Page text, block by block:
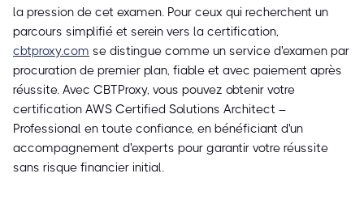
la pression de cet examen. Pour ceux qui recherchent un
parcours simplifié et serein vers la certification,
cbtproxy.com se distingue comme un service d'examen par
procuration de premier plan, fiable et avec paiement après
réussite. Avec CBTProxy, vous pouvez obtenir votre
certification AWS Certified Solutions Architect –
Professional en toute confiance, en bénéficiant d'un
accompagnement d'experts pour garantir votre réussite
sans risque financier initial.